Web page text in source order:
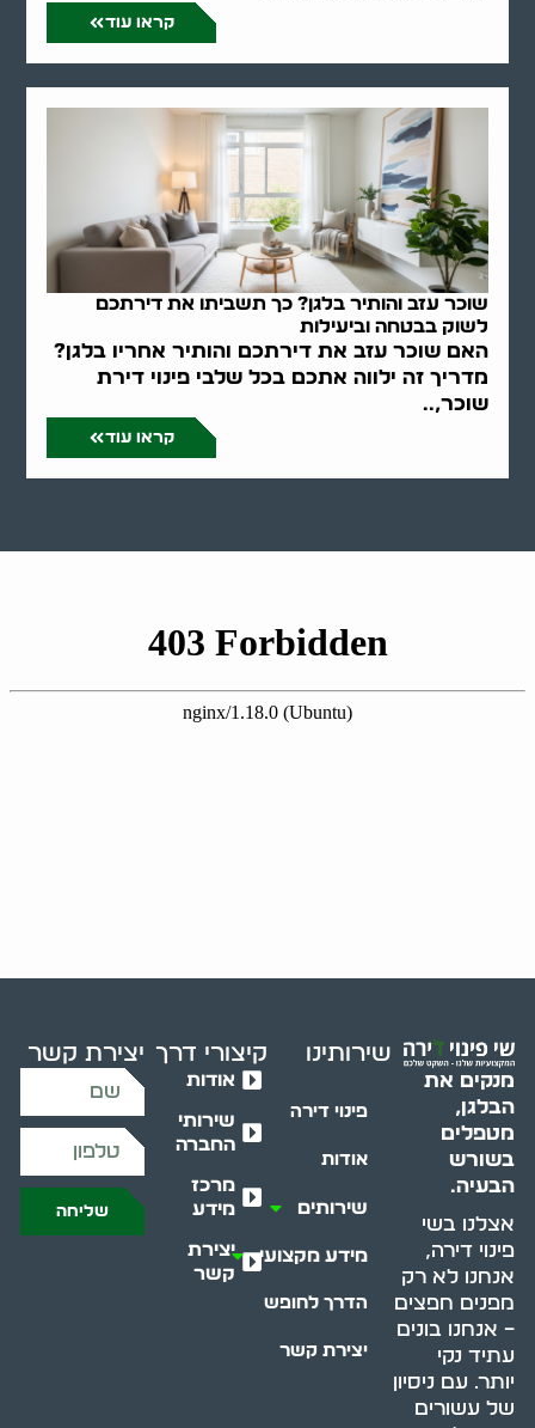
קראו עוד
שוכר עזב והותיר בלגן? כך תשביתו את דירתכם
לשוק בבטחה וביעילות
האם שוכר עזב את דירתכם והותיר אחריו בלגן?
מדריך זה ילווה אתכם בכל שלבי פינוי דירת
שוכר,..
קראו עוד
מנקים את
הבלגן,
מטפלים
בשורש
הבעיה.
אצלנו בשי
פינוי דירה,
אנחנו לא רק
מפנים חפצים
– אנחנו בונים
עתיד נקי
יותר. עם ניסיון
של עשורים
שירותינו
פינוי דירה
אודות
שירותים
מידע מקצועי
הדרך לחופש
יצירת קשר
קיצורי דרך
אודות
שירותי
החברה
מרכז
מידע
יצירת
קשר
יצירת קשר
שליחה